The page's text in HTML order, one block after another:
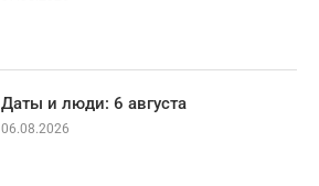
Даты и люди: 6 августа
06.08.2026